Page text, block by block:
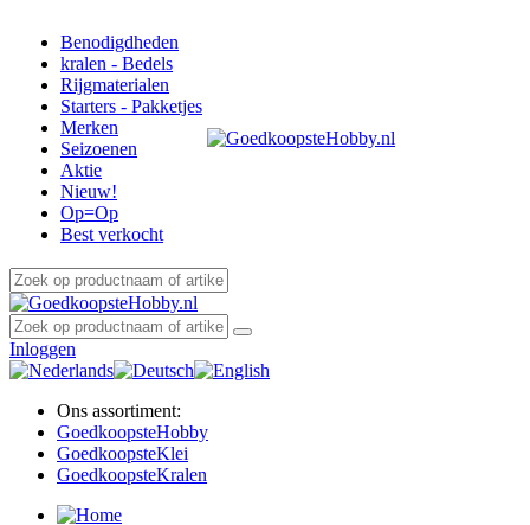
Benodigdheden
kralen - Bedels
Rijgmaterialen
Starters - Pakketjes
Merken
Seizoenen
Aktie
Nieuw!
Op=Op
Best verkocht
Inloggen
Ons assortiment:
GoedkoopsteHobby
GoedkoopsteKlei
GoedkoopsteKralen